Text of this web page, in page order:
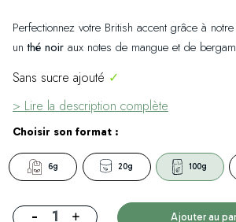
Perfectionnez votre British accent grâce à
unthé noir aux notes de mangue et de
Sans sucre ajouté ✓
> Lire la description complète
Choisir son format :
6g 20g 100g
- +